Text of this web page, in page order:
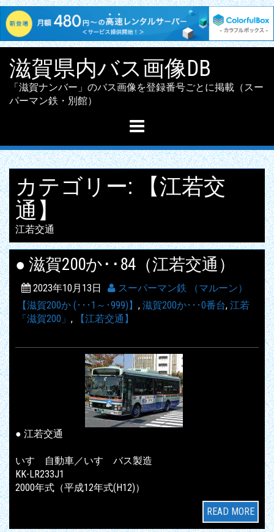
content
滋賀県内バス画像DB
「滋賀ナンバー」のバス画像を登録番号ごとに掲載（スー
パーマン鉄・別館）
カテゴリー:
【江若交
通】
江若交通
● 滋賀200か･･84（江若交通）
2023年10月13日
スーパーマン鉄 （マルーン）
【滋賀200か (･･･1～･999)】 , 滋賀200か･･･0番台, 江若
「滋賀200」 , 【江若交通】
● 江若交通
いすゞ自動車／いすゞバス製造
KK-LR233J1
2000年式（平成12年式(H12)）
READ MORE